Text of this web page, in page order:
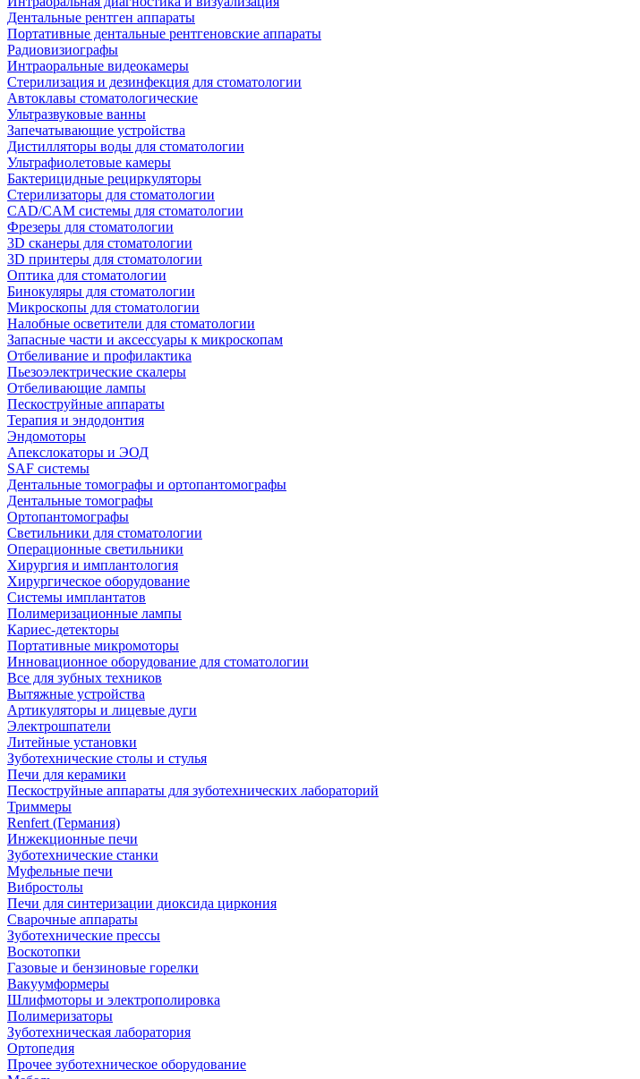
Дентальные рентген аппараты
Портативные дентальные рентгеновские аппараты
Радиовизиографы
Интраоральные видеокамеры
Стерилизация и дезинфекция для стоматологии
Автоклавы стоматологические
Ультразвуковые ванны
Запечатывающие устройства
Дистилляторы воды для стоматологии
Ультрафиолетовые камеры
Бактерицидные рециркуляторы
Стерилизаторы для стоматологии
CAD/CAM системы для стоматологии
Фрезеры для стоматологии
3D cканеры для стоматологии
3D принтеры для стоматологии
Оптика для стоматологии
Бинокуляры для стоматологии
Микроскопы для стоматологии
Налобные осветители для стоматологии
Запасные части и аксессуары к микроскопам
Отбеливание и профилактика
Пьезоэлектрические скалеры
Отбеливающие лампы
Пескоструйные аппараты
Терапия и эндодонтия
Эндомоторы
Апекслокаторы и ЭОД
SAF системы
Дентальные томографы и ортопантомографы
Дентальные томографы
Ортопантомографы
Светильники для стоматологии
Операционные светильники
Хирургия и имплантология
Хирургическое оборудование
Системы имплантатов
Полимеризационные лампы
Кариес-детекторы
Портативные микромоторы
Инновационное оборудование для стоматологии
Все для зубных техников
Вытяжные устройства
Артикуляторы и лицевые дуги
Электрошпатели
Литейные установки
Зуботехнические столы и стулья
Печи для керамики
Пескоструйные аппараты для зуботехнических лабораторий
Триммеры
Renfert (Германия)
Инжекционные печи
Зуботехнические станки
Муфельные печи
Вибростолы
Печи для синтеризации диоксида циркония
Сварочные аппараты
Зуботехнические прессы
Воскотопки
Газовые и бензиновые горелки
Вакуумформеры
Шлифмоторы и электрополировка
Полимеризаторы
Зуботехническая лаборатория
Ортопедия
Прочее зуботехническое оборудование